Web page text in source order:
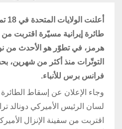
طائرة إيرانية مسيّرة اقتربت
هرمز، في تطوّر هو الأحدث من
التوتّرات منذ أكثر من شهرين،
فرانس برس للأنباء.
وجاء الإعلان عن إسقاط الطائرة
لسان الرئيس الأميركي دونالد
اقتربت من سفينة الإنزال